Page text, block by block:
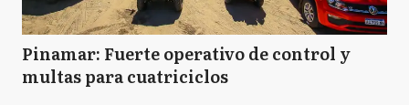
Pinamar: Fuerte operativo de control y
multas para cuatriciclos